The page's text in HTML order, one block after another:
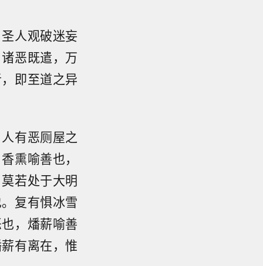
人观破迷妄
恶既遣，万
即至道之异
有恶厕屋之
熏喻善也，
若处于大明
复有惧冰雪
，燔薪喻善
有离在，惟